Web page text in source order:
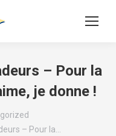
– Pour la
je donne !
– Pour la…